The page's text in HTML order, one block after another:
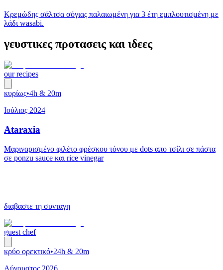
Kρεμώδης σάλτσα σόγιας παλαιωμένη για 3 έτη εμπλουτισμένη με
λάδι wasabi.
γευστικες προτασεις και ιδεες
our recipes
κυρίως•4h & 20m
Ιούλιος 2024
Ataraxia
Μαριναρισμένο φιλέτο φρέσκου τόνου με dots απο τσίλι σε πάστα
σε ponzu sauce και rice vinegar
διαβαστε τη συνταγη
guest chef
κρύο ορεκτικό•24h & 20m